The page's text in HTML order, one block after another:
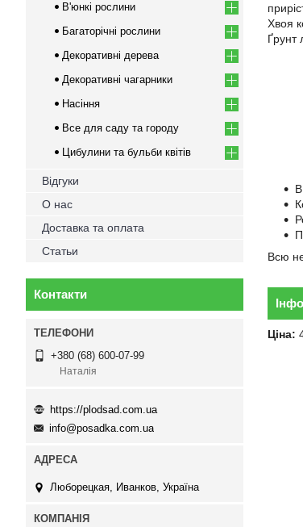
Хвоя
Ґрунт
Всю
Ціна:
В'юнкі рослини
Багаторічні рослини
Декоративні дерева
Декоративні чагарники
Насіння
Все для саду та городу
Цибулини та бульби квітів
Відгуки
О нас
Доставка та оплата
Статьи
Контакти
+380 (68) 600-07-99
Наталія
https://plodsad.com.ua
info@posadka.com.ua
Люборецкая, Иванков, Україна